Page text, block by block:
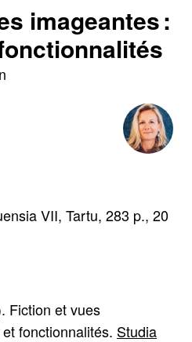
imageantes :
VII, Tartu, 283 p., 20
Fiction et vues
fonctionnalités. Studia